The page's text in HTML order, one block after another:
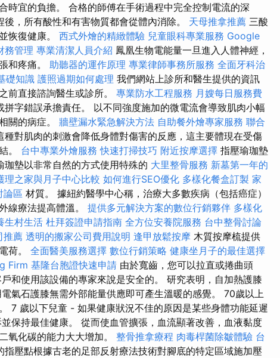
時宜的負擔。 合格的師傅在手術過程中完全控制電流的深
後，所有酸性和有害物質都會從體內消除。 天母推拿推薦 三酸
恢復健康。 西式外燴的精緻體驗 兒童眼科專業服務 Google
務管理 專業清潔人員介紹 鳳凰生物電能量一旦進入人體神經，
和疼痛。 助聽器的運作原理 專業律師事務所服務 全面牙科治
礎知識 護照過期如何處理 我們網站上診所和醫生提供的資訊
前直接諮詢醫生或診所。 專業防水工程服務 月嫂每日服務費
拼字錯誤承擔責任。 以不同強度施加的微電流會導致肌肉小幅
關的病症。 牆壁漏水緊急解決方法 自助餐外燴專家服務 聯合
種對肌肉的刺激會降低身體對傷害的反應，這主要體現在受傷
。 台中專業外燴服務 快速打掃技巧 附近按摩選擇 指壓瑜珈墊
珈墊以非常自然的方式使用特殊的 大里整骨服務 新墓第一年的
理之家與月子中心比較 如何進行SEO優化 多樣化餐盒訂製 家
論區 材質。 據紐約醫學中心稱，治療大多數疾病（包括癌症）
線療法提高體溫。 提供多元解決方案的數位行銷夥伴 多樣化
生村生活 杜拜簽證申請指南 全方位安養院服務 台中整骨討論
推薦 透明的搬家公司費用說明 逢甲放鬆按摩 木質按摩梳提供
荷。 全面醫美服務選擇 數位行銷策略 健康坐月子的最佳選擇
Firm 基隆台胞證快速申請 由於寬齒，您可以拉直或捲曲頭
和使用該設備的專家來說是安全的。 研究表明，自加熱護膝
氣石護膝無需外部能量供應即可產生溫暖的感覺。 70歲以上
7 歲以下兒童 - 如果健康狀況不佳的原因是某些身體功能延遲
保持最佳健康。 從而使血管擴張，血流顯著改善，血液黏度
氧化碳的能力大大增加。 整骨推拿療程 肉毒桿菌除皺體驗 台
指壓點根據古老的足部反射療法技術對腳底的特定區域施加壓